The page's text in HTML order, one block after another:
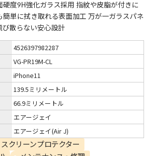
硬度9H強化ガラス採用 指紋や皮脂が付きに
簡単に拭き取れる表面加工 万が一ガラスパネ
び散らない安心設計
4526397982287
VG-PR19M-CL
iPhone11
139.5ミリメートル
66.9ミリメートル
エアージェイ
エアージェイ(Air J)
スクリーンプロテクター